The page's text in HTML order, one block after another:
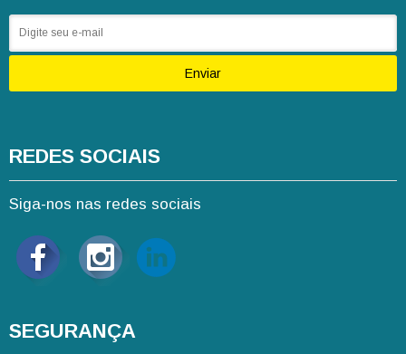
Enviar
REDES SOCIAIS
Siga-nos nas redes sociais
SEGURANÇA